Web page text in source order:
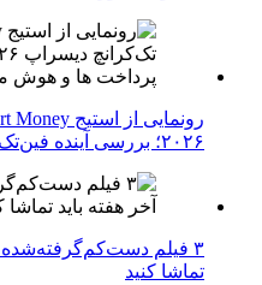
۲۰۲۶؛ بررسی آینده فین‌تک، پرداخت‌ ها و هوش مصنوعی
۳ فیلم دست‌کم‌گرفته‌شده
تماشا کنید